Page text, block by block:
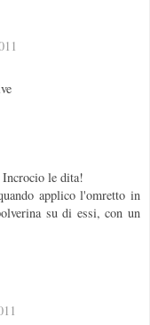
Incrocio le dita!
applico l'omretto in
su di essi, con un